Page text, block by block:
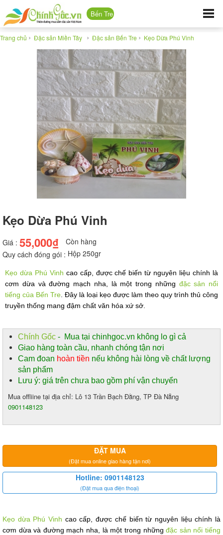
Bến Tre
Trang chủ › Đặc sản Miền Tây › Đặc sản Bến Tre › Kẹo Dừa Phú Vinh
Kẹo Dừa Phú Vinh
Giá : 55,000₫
Còn hàng
Quy cách đóng gói : Hộp 250gr
Kẹo dừa Phú Vinh cao cấp, được chế biến từ nguyên liệu chính là
cơm dừa và đường mạch nha, là một trong những đặc sản nổi
tiếng của Bến Tre . Đây là loại kẹo được làm theo quy trình thủ công
truyền thống mang đậm chất văn hóa xứ sở.
Chính Gốc - Mua tại chinhgoc.vn không lo gì cả
Giao hàng toàn cầu, nhanh chóng tận nơi
Cam đoan hoàn tiền nếu không hài lòng về chất lượng
sản phẩm
Lưu ý: giá trên chưa bao gồm phí vận chuyển
Mua offliine tại địa chỉ: Lô 13 Trần Bạch Đằng, TP Đà Nẵng
0901148123
ĐẶT MUA
(Đặt mua online giao hàng tận nơi)
Hotline: 0901148123
(Đặt mua qua điện thoại)
Kẹo dừa Phú Vinh cao cấp, được chế biến từ nguyên liệu chính là
cơm dừa và đường mạch nha, là một trong nhữngđặc sản nổi tiếng